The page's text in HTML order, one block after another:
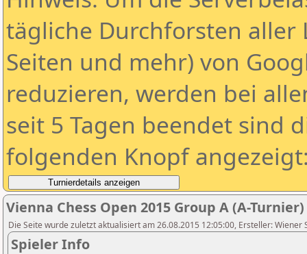
tägliche Durchforsten aller
Seiten und mehr) von
reduzieren, werden bei
seit 5 Tagen beendet sind
folgenden Knopf
Vienna Chess Open 2015 Group A (A-Turnier)
Die Seite wurde zuletzt aktualisiert am 26.08.2015 12:05:00, Ersteller:
Spieler Info